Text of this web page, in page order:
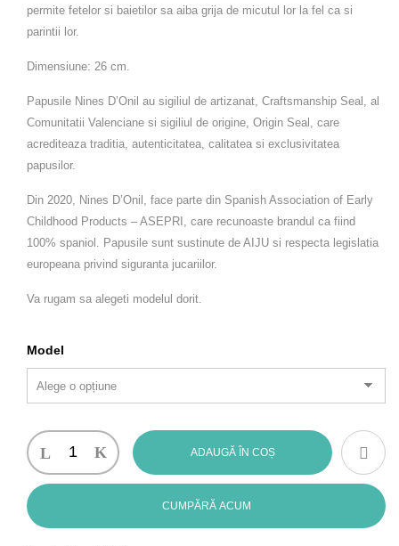
permite fetelor si baietilor sa aiba grija de micutul lor la fel ca si
parintii lor.
Dimensiune: 26 cm.
Papusile Nines D’Onil au sigiliul de artizanat, Craftsmanship Seal, al
Comunitatii Valenciane si sigiliul de origine, Origin Seal, care
acrediteaza traditia, autenticitatea, calitatea si exclusivitatea
papusilor.
Din 2020, Nines D’Onil, face parte din Spanish Association of Early
Childhood Products – ASEPRI, care recunoaste brandul ca fiind
100% spaniol. Papusile sunt sustinute de AIJU si respecta legislatia
europeana privind siguranta jucariilor.
Va rugam sa alegeti modelul dorit.
Model
ADAUGĂ ÎN COȘ
CUMPĂRĂ ACUM